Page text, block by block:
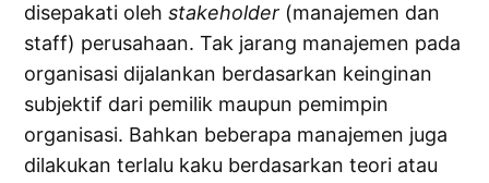
disepakati olehstakeholder (manajemen dan
staff) perusahaan. Tak jarang manajemen pada
organisasi dijalankan berdasarkan keinginan
subjektif dari pemilik maupun pemimpin
organisasi. Bahkan beberapa manajemen juga
dilakukan terlalu kaku berdasarkan teori atau